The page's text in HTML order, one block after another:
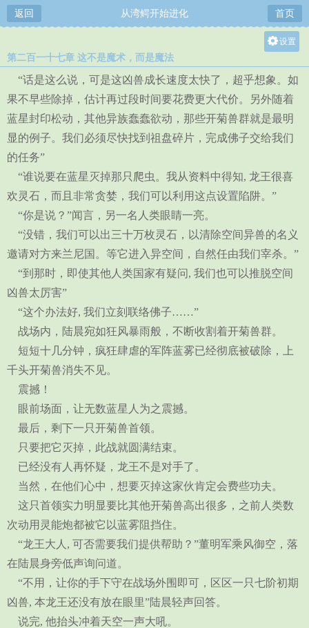
返回 从湾鳄开始进化 首页
设置
大
中
小
第二百一十七章 这不是魔术，而是魔法
“话是这么说，可是这凶兽成长速度太快了，超乎想象。如
果不早些除掉，估计再过段时间要花费更大代价。另外随着
蓝星封印松动，其他异族蠢蠢欲动，那些开菊兽群就是最明
显的例子。我们必须尽快找到祖盘碎片，完成佛子交给我们
的任务”
“谁说要在蓝星灭掉那只爬虫。我从资料中得知, 龙王很喜
欢灵石，而且非常贪婪，我们可以利用这点设置陷阱。”
“你是说？”闻言，另一名人类眼睛一亮。
“没错，我们可以出三十万枚灵石，以清除空间异兽的名义
邀请对方来兰尼国。等它进入异空间，自然任由我们宰杀。”
“到那时，即使其他人类国家有疑问, 我们也可以推脱空间
凶兽太厉害”
“这个办法好, 我们立刻联络佛子……”
战场内，陆晨宛如狂风暴雨般，不断收割着开菊兽群。
短短十几分钟，疯狂肆虐的军阵蓝雾已经彻底被破除，上
千头开菊兽消失不见。
震撼！
眼前场面，让无数蓝星人为之震撼。
最后，剩下一只开菊兽首领。
只要把它灭掉，此战就圆满结束。
已经没有人再怀疑，龙王不是对手了。
当然，在他们心中，想要灭掉这家伙肯定会费些功夫。
这只首领实力明显要比其他开菊兽高出很多，之前人类数
次动用灵能炮都被它以蓝雾阻挡住。
“龙王大人, 可否需要我们提供帮助？”董明军乘风御空，落
在陆晨身旁低声询问道。
“不用，让你的手下守在战场外围即可，区区一只七阶初期
凶兽, 本龙王还没有放在眼里”陆晨轻声回答。
说完, 他抬头冲着天空一声大吼。